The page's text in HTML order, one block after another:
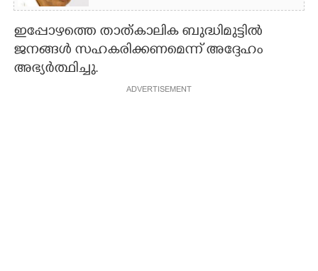
ഇപ്പോഴത്തെ താത്കാലിക ബുദ്ധിമുട്ടിൽ
ജനങ്ങൾ സഹകരിക്കണമെന്ന് അദ്ദേഹം
അഭ്യർത്ഥിച്ചു.
ADVERTISEMENT